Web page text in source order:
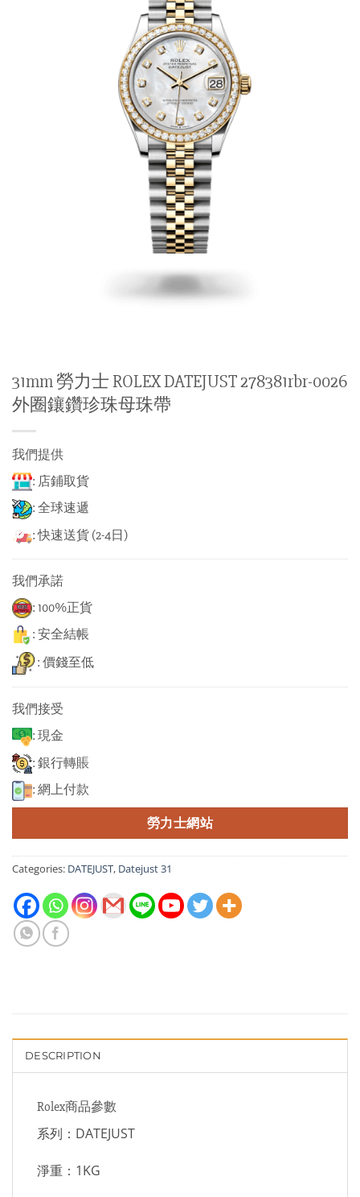
31mm 勞力士 ROLEX DATEJUST 278381rbr-0026
外圈鑲鑽珍珠母珠帶
我們提供
: 店鋪取貨
: 全球速遞
: 快速送貨 (2-4日)
我們承諾
: 100%正貨
: 安全結帳
: 價錢至低
我們接受
: 現金
: 銀行轉賬
: 網上付款
勞力士網站
Categories: DATEJUST, Datejust 31
DESCRIPTION
Rolex商品參數
系列：DATEJUST
淨重：1KG